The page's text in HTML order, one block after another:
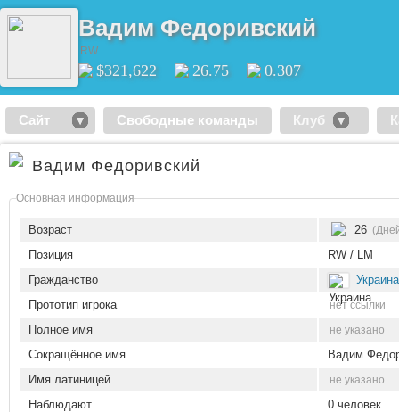
Вадим Федоривский
RW
$321,622 26.75 0.307
Сайт Свободные команды Клуб
Вадим Федоривский
Основная информация
Возраст 26
Позиция
RW / LM
Гражданство
Украина
Прототип игрока
нет ссылки
Полное имя не указано
Сокращённое имя
Вадим
Имя латиницей
не указано
Наблюдают 0 человек